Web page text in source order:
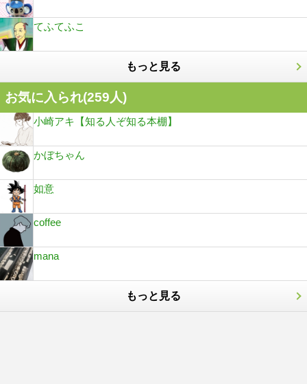
てふてふこ
もっと見る
お気に入られ(259人)
小崎アキ【知る人ぞ知る本棚】
かぼちゃん
如意
coffee
mana
もっと見る